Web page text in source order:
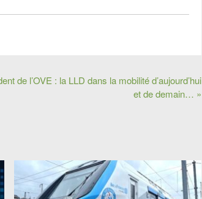
de l’OVE : la LLD dans la mobilité d’aujourd’hui
et de demain… »